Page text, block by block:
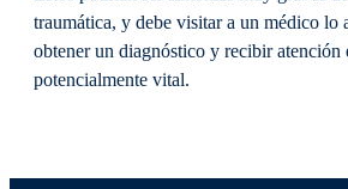
traumática, y debe visitar a un médico lo
obtener un diagnóstico y recibir atención
potencialmente vital.